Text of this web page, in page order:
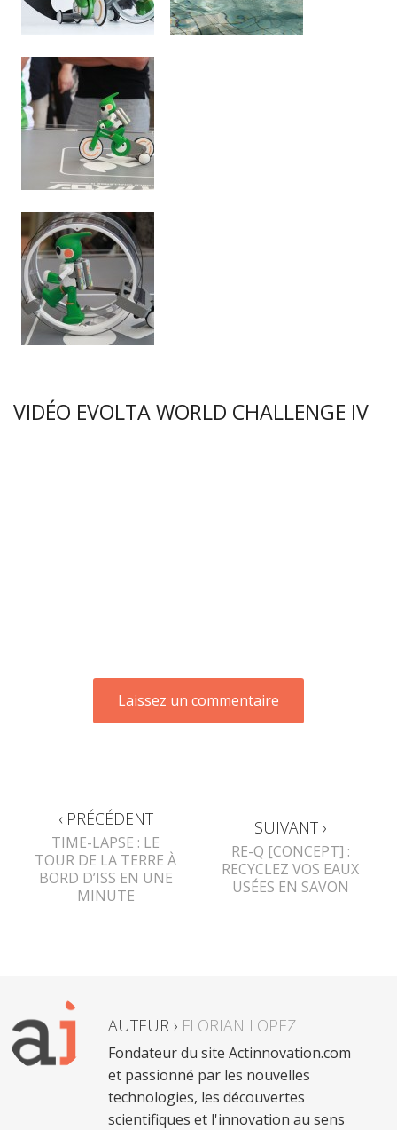
VIDÉO EVOLTA WORLD CHALLENGE IV
‹ PRÉCÉDENT
TIME-LAPSE : LE
TOUR DE LA TERRE À
BORD D’ISS EN UNE
MINUTE
SUIVANT ›
RE-Q [CONCEPT] :
RECYCLEZ VOS EAUX
USÉES EN SAVON
AUTEUR › FLORIAN LOPEZ
Fondateur du site Actinnovation.com
et passionné par les nouvelles
technologies, les découvertes
scientifiques et l'innovation au sens